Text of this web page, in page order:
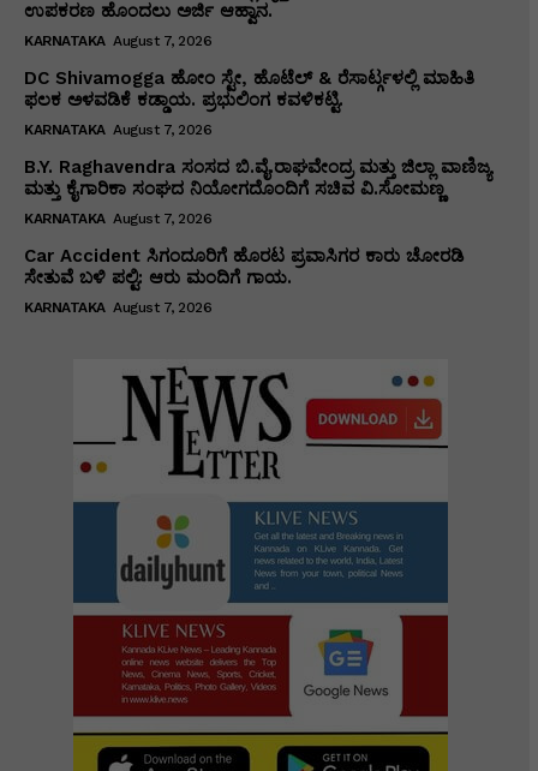
ಉಪಕರಣ ಹೊಂದಲು ಅರ್ಜಿ ಆಹ್ವಾನ.
KARNATAKA August 7, 2026
DC Shivamogga ಹೋಂ ಸ್ಟೇ, ಹೊಟೆಲ್ & ರೆಸಾರ್ಟ್ಗಳಲ್ಲಿ ಮಾಹಿತಿ
ಫಲಕ ಅಳವಡಿಕೆ ಕಡ್ಡಾಯ. ಪ್ರಭುಲಿಂಗ ಕವಳಿಕಟ್ಟಿ.
KARNATAKA August 7, 2026
B.Y. Raghavendra ಸಂಸದ ಬಿ.ವೈ.ರಾಘವೇಂದ್ರ ಮತ್ತು ಜಿಲ್ಲಾ ವಾಣಿಜ್ಯ
ಮತ್ತು ಕೈಗಾರಿಕಾ ಸಂಘದ ನಿಯೋಗದೊಂದಿಗೆ ಸಚಿವ ವಿ‌.ಸೋಮಣ್ಣ
KARNATAKA August 7, 2026
Car Accident ಸಿಗಂದೂರಿಗೆ ಹೊರಟ ಪ್ರವಾಸಿಗರ ಕಾರು ಚೋರಡಿ
ಸೇತುವೆ ಬಳಿ ಪಲ್ಟಿ: ಆರು ಮಂದಿಗೆ ಗಾಯ.
KARNATAKA August 7, 2026